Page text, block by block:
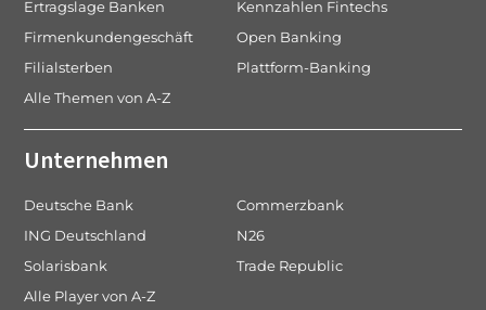
Ertragslage Banken
Kennzahlen Fintechs
Firmenkundengeschäft
Open Banking
Filialsterben
Plattform-Banking
Alle Themen von A-Z
Unternehmen
Deutsche Bank
Commerzbank
ING Deutschland
N26
Solarisbank
Trade Republic
Alle Player von A-Z